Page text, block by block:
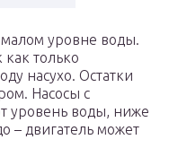
уровне воды.
как только
насухо. Остатки
Насосы с
уровень воды, ниже
– двигатель может